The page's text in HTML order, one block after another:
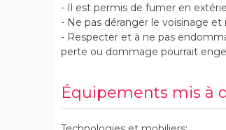
- Il est permis de fumer en
- Ne pas déranger le voisinage
- Respecter et à ne pas
perte ou dommage pourrait
Équipements mis à